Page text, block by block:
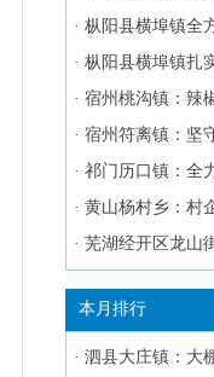
堤”
· 枞阳县横埠镇全
· 枞阳县横埠镇扎
作
· 宿州桃沟镇：辣
· 宿州符离镇：坚
致富田
· 祁门历口镇：全
群众生命财产安全
· 黄山杨村乡：村
保供电
· 芜湖经开区龙山
本月排行
· 泗县大庄镇：大